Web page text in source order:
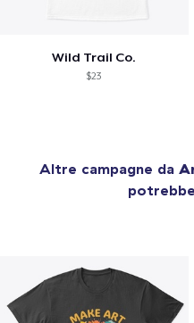
Wild Trail Co.
$23
Altre campagne da